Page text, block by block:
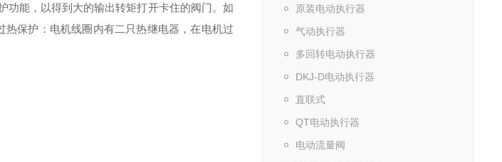
原装电动执行器
气动执行器
多回转电动执行器
DKJ-D电动执行器
直联式
QT电动执行器
电动流量阀
功能，以得到大的输出转矩打开卡住的阀门。如
热保护：电机线圈内有二只热继电器，在电机过